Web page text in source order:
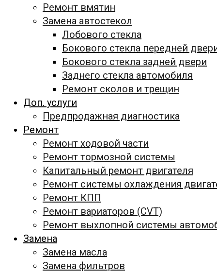
Ремонт вмятин
Замена автостекол
Лобового стекла
Бокового стекла передней
Бокового стекла задней двери
Заднего стекла автомобиля
Ремонт сколов и трещин
Доп. услуги
Предпродажная диагностика
Ремонт
Ремонт ходовой части
Ремонт тормозной системы
Капитальный ремонт двигателя
Ремонт системы охлаждения
Ремонт КПП
Ремонт вариаторов (CVT)
Ремонт выхлопной системы
Замена
Замена масла
Замена фильтров